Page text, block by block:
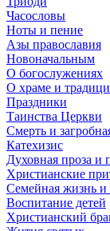
Часословы
Ноты и пение
Азы православия
Новоначальным
О богослужениях
О храме и
Праздники
Таинства Церкви
Смерть и
Катехизис
Духовная проза и
Христианские
Семейная жизнь и
Воспитание детей
Христианский